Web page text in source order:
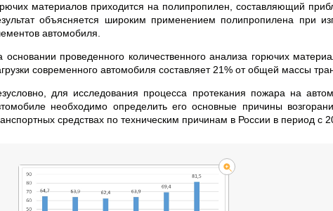
материалов приходится на полипропилен, составляющий
объясняется широким применением полипропилена при
автомобиля.
основании проведенного количественного анализа горючих
современного автомобиля составляет 21% от общей массы
для исследования процесса протекания пожара на
необходимо определить его основные причины
средствах по техническим причинам в России в период с